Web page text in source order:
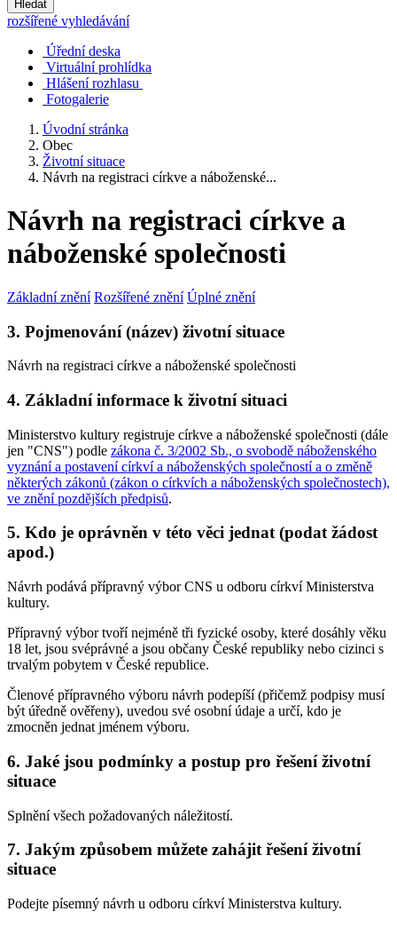
Hledat
rozšířené vyhledávání
Úřední deska
Virtuální prohlídka
Hlášení rozhlasu
Fotogalerie
Úvodní stránka
Obec
Životní situace
Návrh na registraci církve a náboženské...
Návrh na registraci církve a
náboženské společnosti
Základní znění Rozšířené znění Úplné znění
3. Pojmenování (název) životní situace
Návrh na registraci církve a náboženské společnosti
4. Základní informace k životní situaci
Ministerstvo kultury registruje církve a náboženské společnosti (dále
jen "CNS") podle zákona č. 3/2002 Sb., o svobodě náboženského
vyznání a postavení církví a náboženských společností a o změně
některých zákonů (zákon o církvích a náboženských společnostech),
ve znění pozdějších předpisů.
5. Kdo je oprávněn v této věci jednat (podat žádost
apod.)
Návrh podává přípravný výbor CNS u odboru církví Ministerstva
kultury.
Přípravný výbor tvoří nejméně tři fyzické osoby, které dosáhly věku
18 let, jsou svéprávné a jsou občany České republiky nebo cizinci s
trvalým pobytem v České republice.
Členové přípravného výboru návrh podepíší (přičemž podpisy musí
být úředně ověřeny), uvedou své osobní údaje a určí, kdo je
zmocněn jednat jménem výboru.
6. Jaké jsou podmínky a postup pro řešení životní
situace
Splnění všech požadovaných náležitostí.
7. Jakým způsobem můžete zahájit řešení životní
situace
Podejte písemný návrh u odboru církví Ministerstva kultury.